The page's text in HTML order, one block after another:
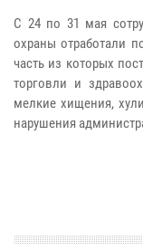
С 24 по 31 мая
охраны отработали
часть из которых
торговли и
мелкие хищения,
нарушения